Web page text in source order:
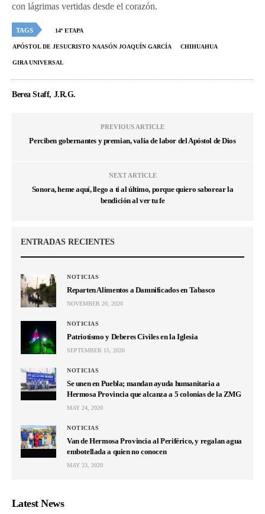
con lágrimas vertidas desde el corazón.
TAGS 14ª ETAPA
APÓSTOL DE JESUCRISTO NAASÓN JOAQUÍN GARCÍA CHIHUAHUA
GIRA UNIVERSAL
Berea Staff, J.R.G.
PREVIOUS ARTICLE
Perciben gobernantes y premian, valía de labor del Apóstol de Dios
NEXT ARTICLE
Sonora, heme aquí, llego a ti al último, porque quiero saborear la
bendición al ver tu fe
ENTRADAS RECIENTES
NOTICIAS
Reparten Alimentos a Damnificados en Tabasco
NOVEMBER 20, 2020
NOTICIAS
Patriotismo y Deberes Civiles en la Iglesia
SEPTEMBER 15, 2020
NOTICIAS
Se unen en Puebla; mandan ayuda humanitaria a
Hermosa Provincia que alcanza a 5 colonias de la ZMG
MAY 24, 2020
NOTICIAS
Van de Hermosa Provincia al Periférico, y regalan agua
embotellada a quien no conocen
MAY 23, 2020
Latest News